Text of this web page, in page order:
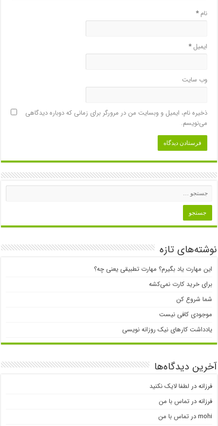
نام*
ایمیل*
وب‌ سایت
ذخیره نام، ایمیل و وبسایت من در مرورگر برای زمانی که دوباره دیدگاهی
می‌نویسم.
نوشته‌های تازه
این مهارت یاد بگیرم؟ مهارت تطبیقی یعنی چه؟
برای خرید کارت نمی‌‌کشه
شما شروع کن
موجودی کافی نیست
یادداشت کارهای نیک روزانه نویسی
آخرین دیدگاه‌ها
فرزانهدر لطفا لایک نکنید
فرزانهدرتماس با من
mohiدرتماس با من